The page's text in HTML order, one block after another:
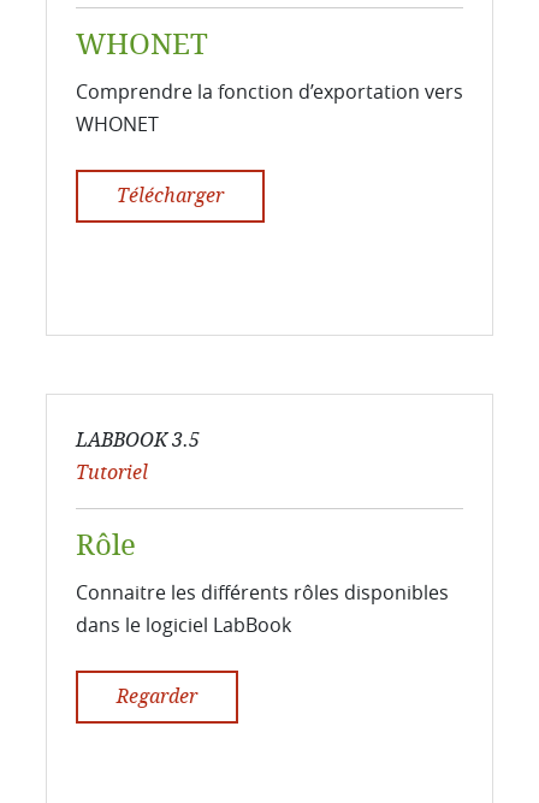
WHONET
Comprendre la fonction d’exportation vers
WHONET
Télécharger
LABBOOK 3.5
Tutoriel
Rôle
Connaitre les différents rôles disponibles
dans le logiciel LabBook
Regarder